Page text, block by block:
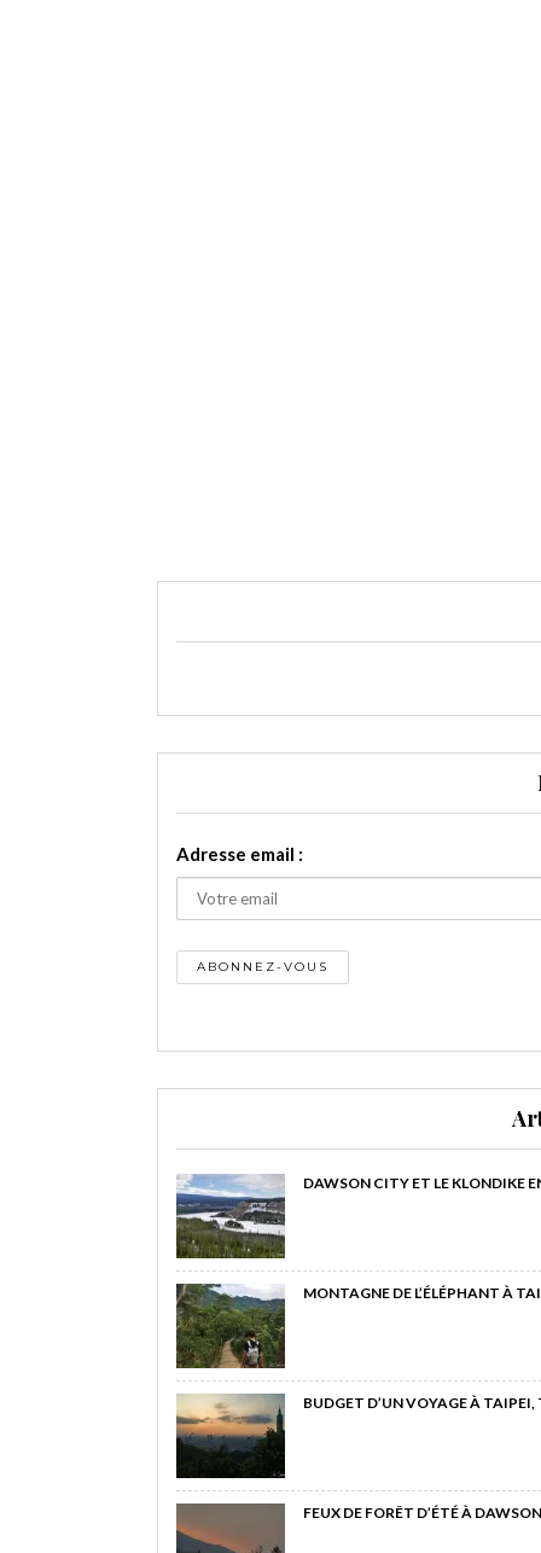
Adresse email :
DAWSON CITY ET LE KLONDIKE
MONTAGNE DE L’ÉLÉPHANT À
BUDGET D’UN VOYAGE À
FEUX DE FORÊT D’ÉTÉ À